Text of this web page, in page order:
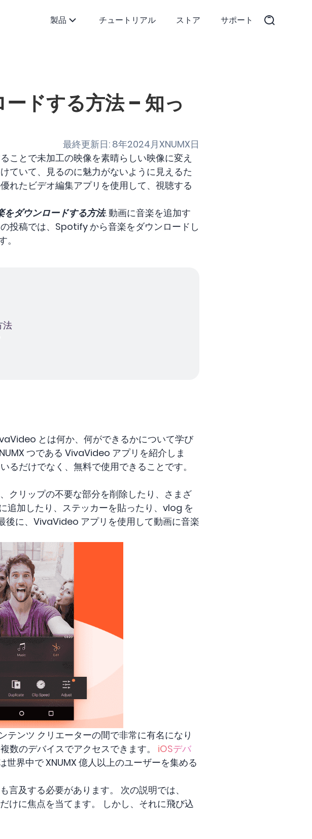
製品 チュートリアル ストア サポート
ドする方法 – 知っ
最終更新日: 8年2024月XNUMX日
ことで未加工の映像を素晴らしい映像に変え
ていて、見るのに魅力がないように見えるた
れたビデオ編集アプリを使用して、視聴する
ダウンロードする方法. 動画に音楽を追加す
投稿では、Spotify から音楽をダウンロードし
法
とは何か、何ができるかについて学び
つである VivaVideo アプリを紹介しま
だけでなく、無料で使用できることです。
クリップの不要な部分を削除したり、さまざ
追加したり、ステッカーを貼ったり、vlog を
後に、VivaVideo アプリを使用して動画に音楽
ンツ クリエーターの間で非常に有名になり
数のデバイスでアクセスできます。 iOSデバ
界中で XNUMX 億人以上のユーザーを集める
及する必要があります。 次の説明では、
けに焦点を当てます。 しかし、それに飛び込